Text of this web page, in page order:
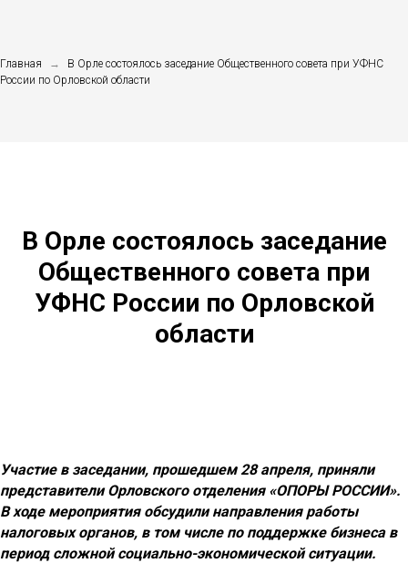
Главная →
В Орле состоялось заседание Общественного совета при УФНС
России по Орловской области
В Орле состоялось заседание
Общественного совета при
УФНС России по Орловской
области
Участие в заседании, прошедшем 28 апреля, приняли
представители Орловского отделения «ОПОРЫ РОССИИ».
В ходе мероприятия обсудили направления работы
налоговых органов, в том числе по поддержке бизнеса в
период сложной социально-экономической ситуации.